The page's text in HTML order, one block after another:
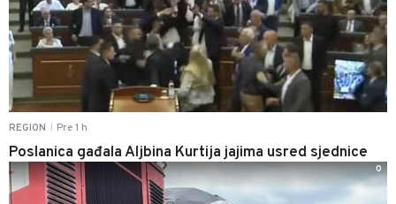
REGION Pre 1 h
Poslanica gađala Aljbina Kurtija jajima usred sjednice
0